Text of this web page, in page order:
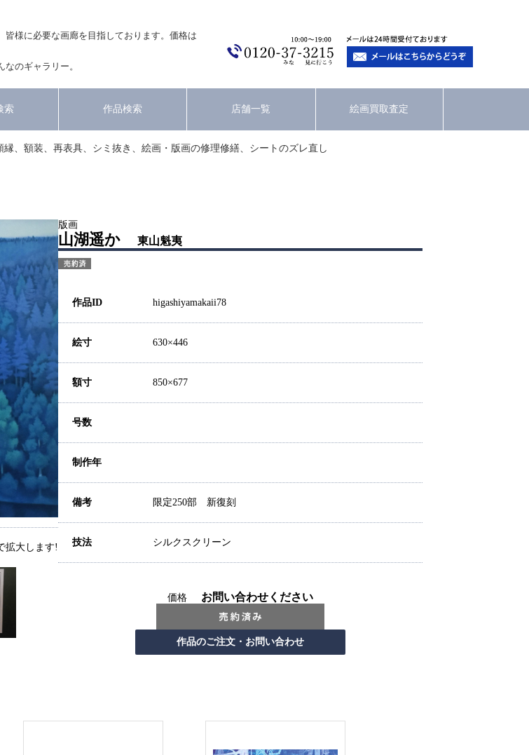
皆様に必要な画廊を目指しております。価格は
のギャラリー。
索 作品検索 店舗一覧 絵画買取査定
、額装、再表具、シミ抜き、絵画・版画の修理修繕、シートのズレ直し
拡大します!
版画
山湖遥か 東山魁夷
作品ID higashiyamakaii78
絵寸 630×446
額寸 850×677
号数
制作年
備考 限定250部 新復刻
技法 シルクスクリーン
価格 お問い合わせください